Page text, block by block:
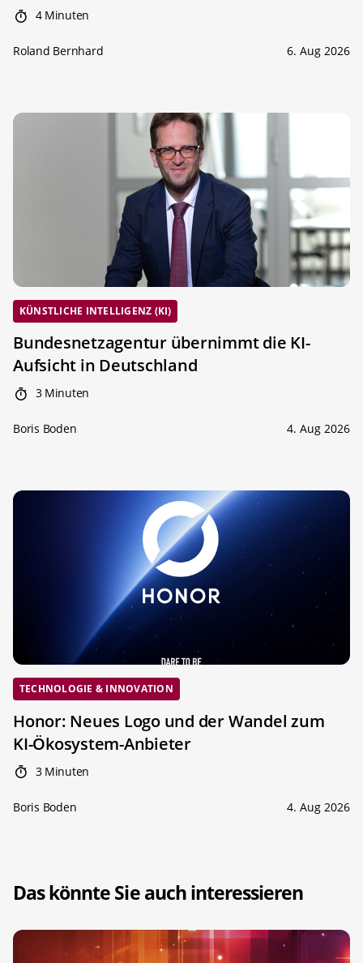
4 Minuten
Roland Bernhard 6. Aug 2026
KÜNSTLICHE INTELLIGENZ (KI)
Bundesnetzagentur übernimmt die KI-
Aufsicht in Deutschland
3 Minuten
Boris Boden 4. Aug 2026
TECHNOLOGIE & INNOVATION
Honor: Neues Logo und der Wandel zum
KI-Ökosystem-Anbieter
3 Minuten
Boris Boden 4. Aug 2026
Das könnte Sie auch interessieren